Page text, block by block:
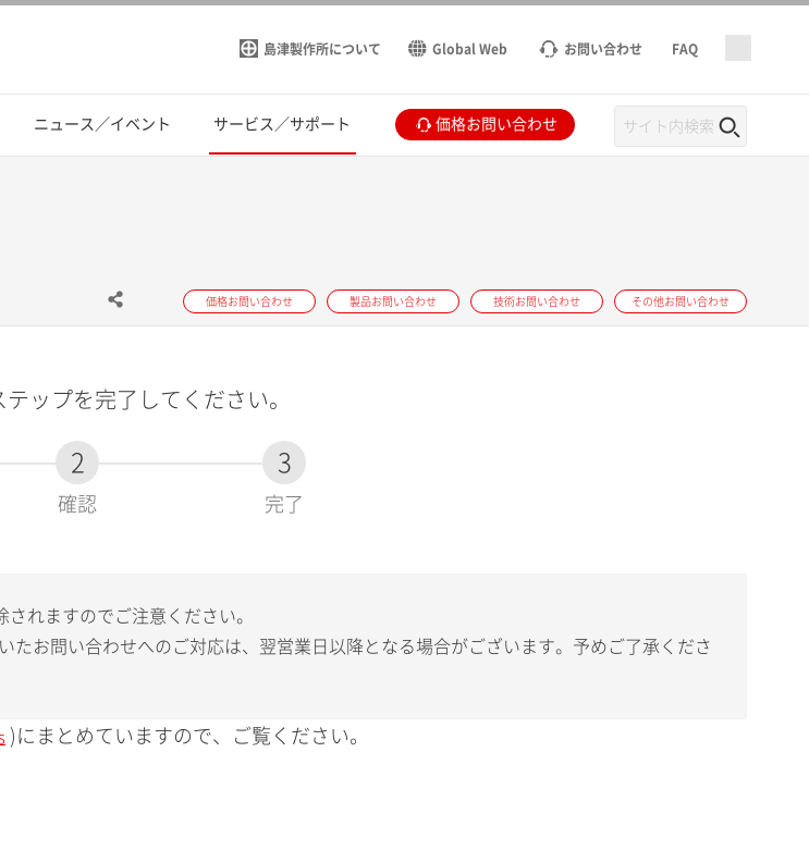
島津製作所について Global Web お問い合わせ FAQ
ニュース／イベント サービス／サポート 価格お問い合わせ
価格お問い合わせ 製品お問い合わせ 技術お問い合わせ その他お問い合わせ
ップを完了してください。
2
確認
3
完了
れますのでご注意ください。
たお問い合わせへのご対応は、翌営業日以降となる場合がございます。予めご了承くださ
)にまとめていますので、ご覧ください。